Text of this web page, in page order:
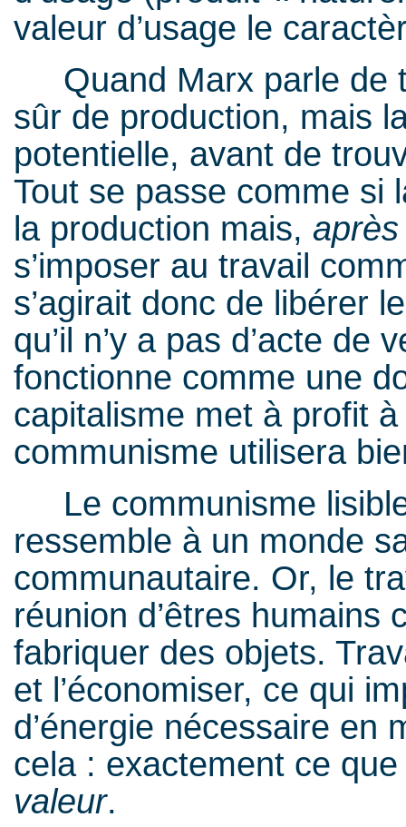
valeur d’usage le
Quand Marx parle de
sûr de production, mais
potentielle, avant de
Tout se passe comme si
la production mais, après
s’imposer au travail
s’agirait donc de libérer
qu’il n’y a pas d’acte
fonctionne comme une
capitalisme met à profit
communisme utilisera
Le communisme
ressemble à un monde
communautaire. Or, le
réunion d’êtres humains
fabriquer des objets.
et l’économiser, ce qui
d’énergie nécessaire en
cela : exactement ce
valeur.